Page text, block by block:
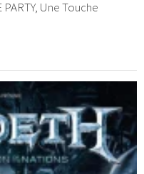
PARTY, Une Touche